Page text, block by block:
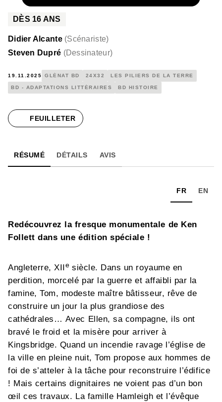
DÈS 16 ANS
Didier Alcante (Scénariste)
Steven Dupré (Dessinateur)
19.11.2025 GLÉNAT BD 24X32 LES PILIERS DE LA TERRE
BD - ADAPTATIONS LITTÉRAIRES BD HISTOIRE
FEUILLETER
RÉSUMÉ DÉTAILS AVIS
FR EN
Redécouvrez la fresque monumentale de Ken
Follett dans une édition spéciale !
Angleterre, XIIe siècle. Dans un royaume en
perdition, morcelé par la guerre et affaibli par la
famine, Tom, modeste maître bâtisseur, rêve de
construire un jour la plus grandiose des
cathédrales… Avec Ellen, sa compagne, ils ont
bravé le froid et la misère pour arriver à
Kingsbridge. Quand un incendie ravage l’église de
la ville en pleine nuit, Tom propose aux hommes de
foi de s’atteler à la tâche pour reconstruire l’édifice
! Mais certains dignitaires ne voient pas d’un bon
œil ces travaux. La famille Hamleigh et l’évêque